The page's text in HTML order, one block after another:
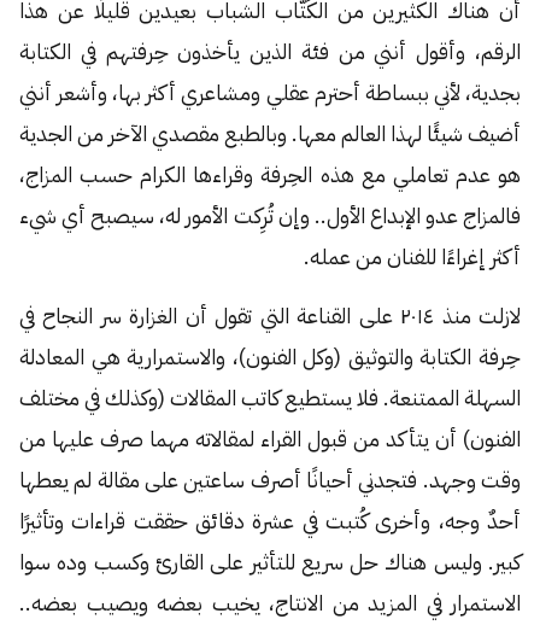
أن هناك الكثيرين من الكُتّاب الشباب بعيدين قليلًا عن هذا
الرقم، وأقول أنني من فئة الذين يأخذون حِرفتهم في الكتابة
بجدية، لأني ببساطة أحترم عقلي ومشاعري أكثر بها، وأشعر أنني
أضيف شيئًا لهذا العالم معها. وبالطبع مقصدي الآخر من الجدية
هو عدم تعاملي مع هذه الحِرفة وقراءها الكرام حسب المزاج،
فالمزاج عدو الإبداع الأول.. وإن تُرِكت الأمور له، سيصبح أي شيء
أكثر إغراءًا للفنان من عمله.
لازلت منذ ٢٠١٤ على القناعة التي تقول أن الغزارة سر النجاح في
حِرفة الكتابة والتوثيق (وكل الفنون)، والاستمرارية هي المعادلة
السهلة الممتنعة. فلا يستطيع كاتب المقالات (وكذلك في مختلف
الفنون) أن يتأكد من قبول القراء لمقالاته مهما صرف عليها من
وقت وجهد. فتجدني أحيانًا أصرف ساعتين على مقالة لم يعطها
أحدٌ وجه، وأخرى كُتبت في عشرة دقائق حققت قراءات وتأثيرًا
كبير. وليس هناك حل سريع للتأثير على القارئ وكسب وده سوا
الاستمرار في المزيد من الانتاج، يخيب بعضه ويصيب بعضه..